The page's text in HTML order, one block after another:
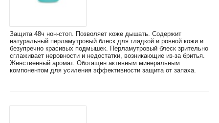
Защита 48ч нон-стоп. Позволяет коже дышать. Содержит
натуральный перламутровый блеск для гладкой и ровной кожи и
безупречно красивых подмышек. Перламутровый блеск зрительно
сглаживает неровности и недостатки, возникающие из-за бритья.
Женственный аромат. Обогащен активным минеральным
компонентом для усиления эффективности защита от запаха.